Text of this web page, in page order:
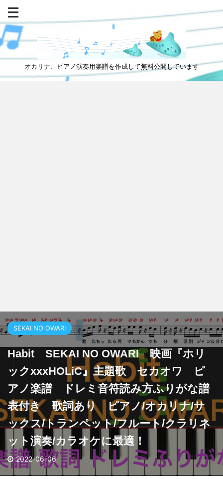
オカリナ、ピアノ演奏用楽譜を作成して無料公開しています
SEKAI NO OWARI
Habit SEKAI NO OWARI 映画『ホリ
ックxxxHOLiC』主題歌 セカオワ ピ
アノ楽譜 ドレミ音符読み方ふりがな譜
表付き 歌詞あり ピアノ/オカリナ/サ
ックス/トランペット/フルート/クラリネ
ット演奏/カラオケに最適！
2022-06-06